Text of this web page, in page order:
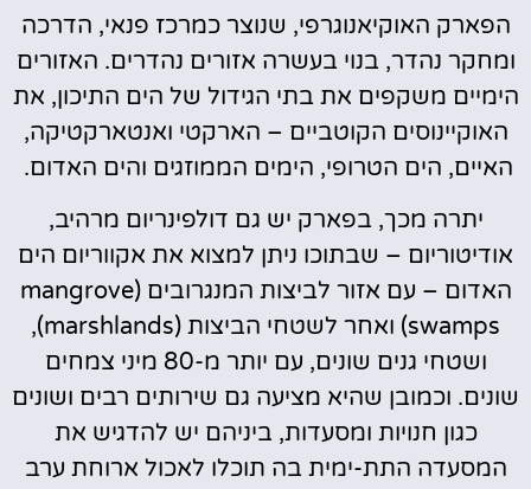
הפארק האוקיאנוגרפי, שנוצר כמרכז פנאי, הדרכה
ומחקר נהדר, בנוי בעשרה אזורים נהדרים. האזורים
הימיים משקפים את בתי הגידול של הים התיכון, את
האוקיינוסים הקוטביים – הארקטי ואנטארקטיקה,
האיים, הים הטרופי, הימים הממוזגים והים האדום.
יתרה מכך, בפארק יש גם דולפינריום מרהיב,
אודיטוריום – שבתוכו ניתן למצוא את אקווריום הים
האדום – עם אזור לביצות המנגרובים (mangrove
swamps) ואחר לשטחי הביצות (marshlands),
ושטחי גנים שונים, עם יותר מ-80 מיני צמחים
שונים. וכמובן שהיא מציעה גם שירותים רבים ושונים
כגון חנויות ומסעדות, ביניהם יש להדגיש את
המסעדה התת-ימית בה תוכלו לאכול ארוחת ערב